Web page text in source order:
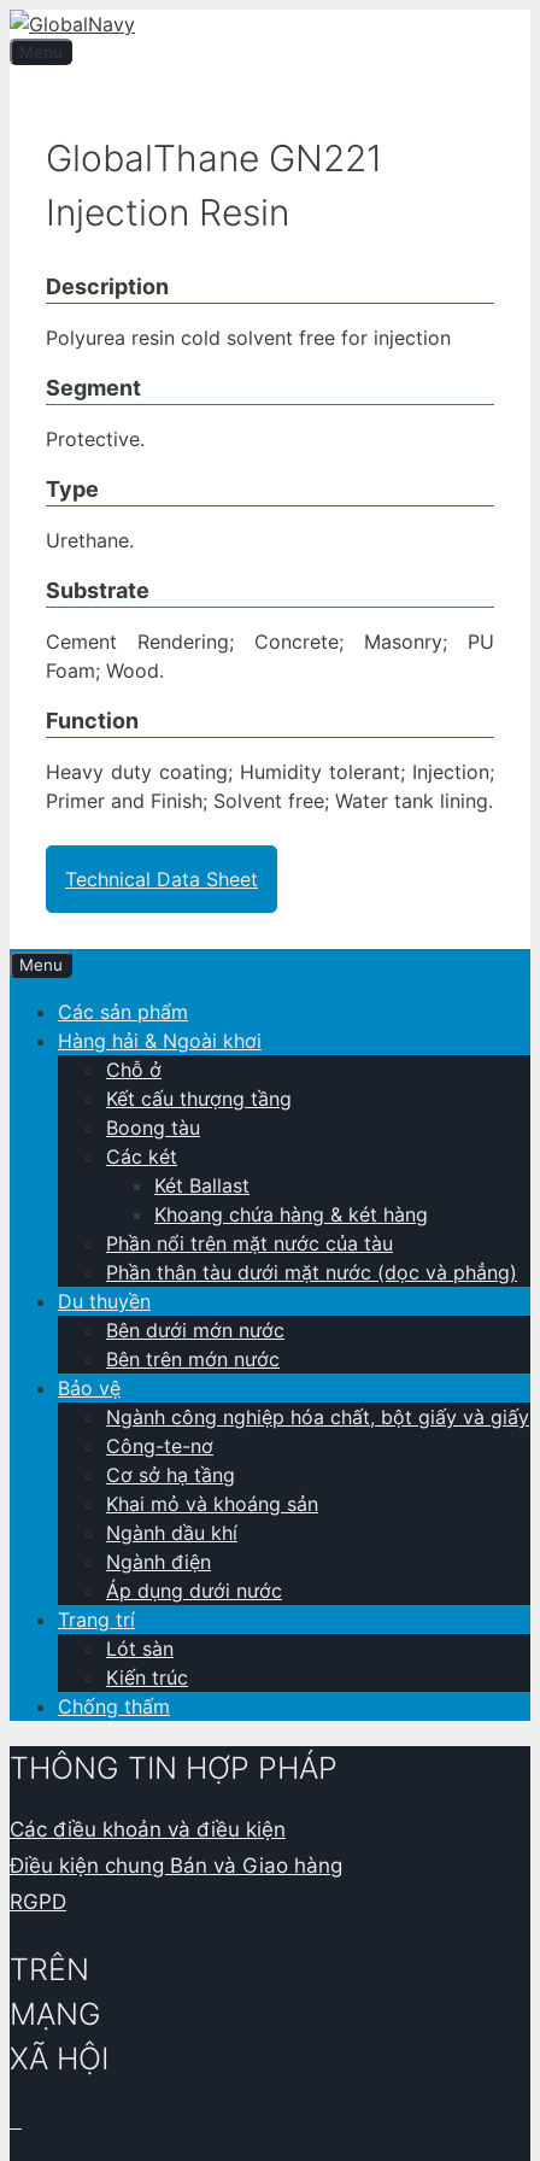
Skip
to
Menu
GlobalThane GN221
Injection Resin
Description
Polyurea resin cold solvent free for injection
Segment
Protective.
Type
Urethane.
Substrate
Cement Rendering; Concrete; Masonry; PU
Foam; Wood.
Function
Heavy duty coating; Humidity tolerant; Injection;
Primer and Finish; Solvent free; Water tank lining.
Technical Data Sheet
Menu
Các sản phẩm
Hàng hải & Ngoài khơi
Chỗ ở
Kết cấu thượng tầng
Boong tàu
Các két
Két Ballast
Khoang chứa hàng & két hàng
Phần nổi trên mặt nước của tàu
Phần thân tàu dưới mặt nước (dọc và phẳng)
Du thuyền
Bên dưới mớn nước
Bên trên mớn nước
Bảo vệ
Ngành công nghiệp hóa chất, bột giấy và giấy
Công-te-nơ
Cơ sở hạ tầng
Khai mỏ và khoáng sản
Ngành dầu khí
Ngành điện
Áp dụng dưới nước
Trang trí
Lót sàn
Kiến trúc
Chống thấm
THÔNG TIN HỢP PHÁP
Các điều khoản và điều kiện
Điều kiện chung Bán và Giao hàng
RGPD
TRÊN
MẠNG
XÃ HỘI